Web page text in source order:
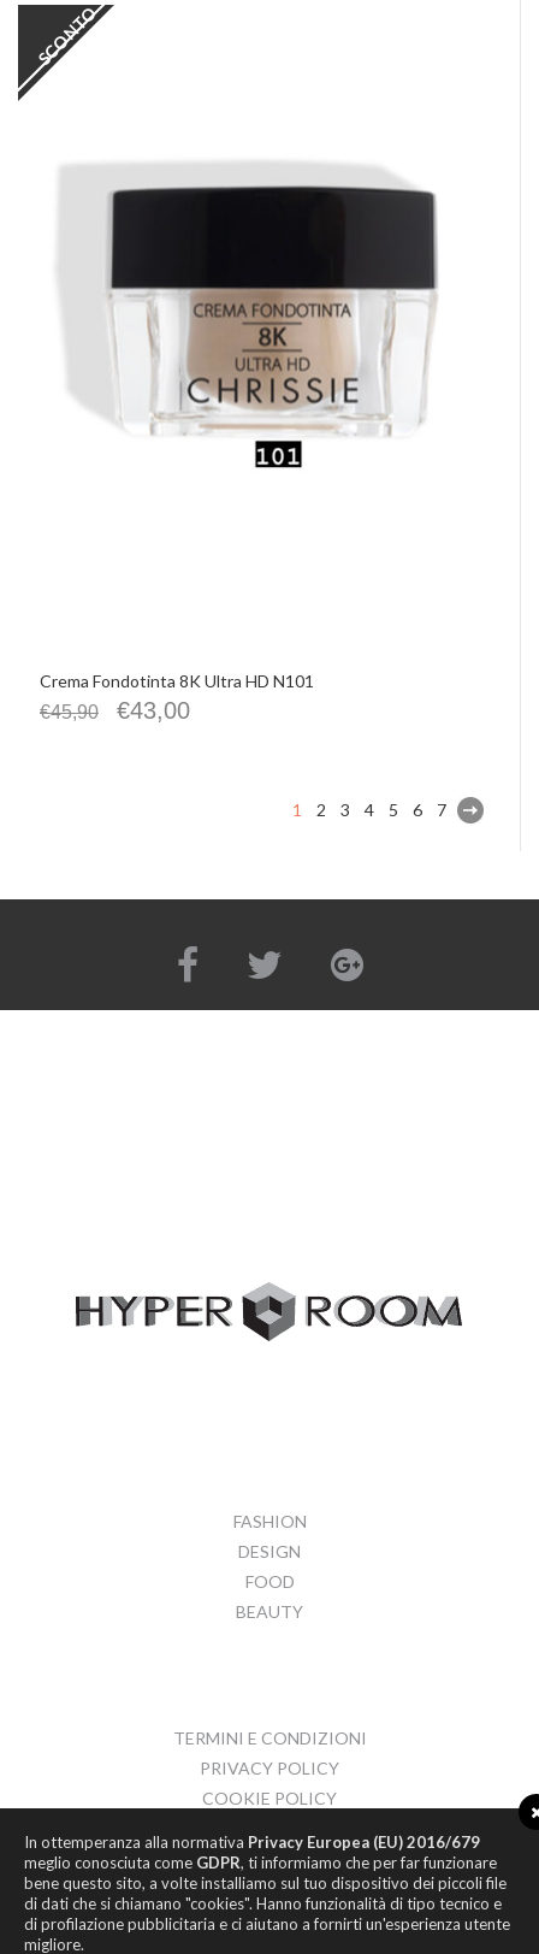
SCONTO
Crema Fondotinta 8K Ultra HD N101
€45,90 €43,00
1 2 3 4 5 6 7
FASHION
DESIGN
FOOD
BEAUTY
TERMINI E CONDIZIONI
PRIVACY POLICY
COOKIE POLICY
In ottemperanza alla normativa Privacy Europea (EU) 2016/679
meglio conosciuta come GDPR, ti informiamo che per far funzionare
bene questo sito, a volte installiamo sul tuo dispositivo dei piccoli file
di dati che si chiamano "cookies". Hanno funzionalità di tipo tecnico e
di profilazione pubblicitaria e ci aiutano a fornirti un'esperienza utente
migliore.